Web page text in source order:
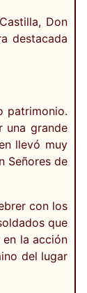
Don
destacada
patrimonio.
una grande
llevó muy
Señores de
con los
que
la acción
del lugar